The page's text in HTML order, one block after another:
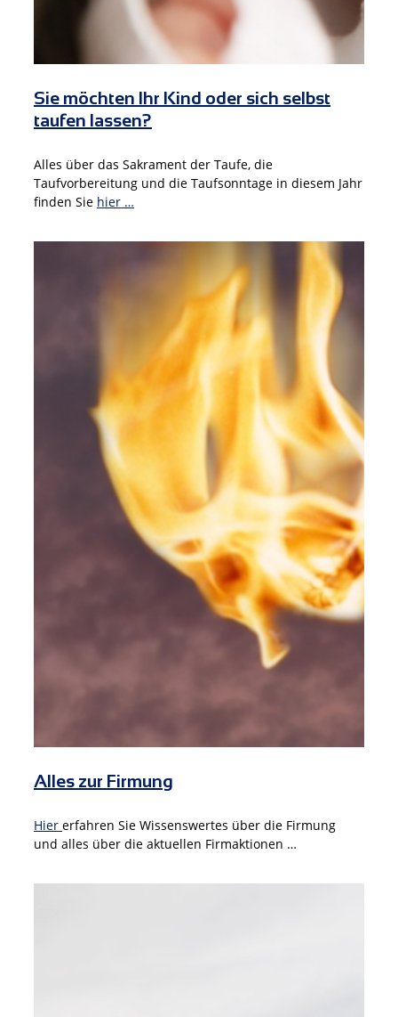
Sie möchten Ihr Kind oder sich selbst
taufen lassen?
Alles über das Sakrament der Taufe, die
Taufvorbereitung und die Taufsonntage in diesem Jahr
finden Sie hier …
Alles zur Firmung
Hier erfahren Sie Wissenswertes über die Firmung
und alles über die aktuellen Firmaktionen …